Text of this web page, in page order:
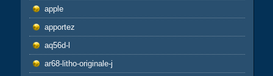
apple
apportez
aq56d-l
ar68-litho-originale-j